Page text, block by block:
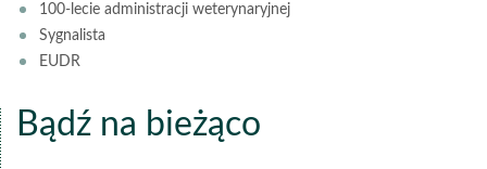
100-lecie administracji weterynaryjnej
Sygnalista
EUDR
Bądź na bieżąco